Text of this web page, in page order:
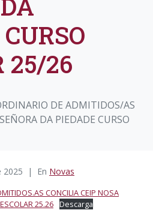
25/26
DE ADMITIDOS/AS
DA PIEDADE CURSO
2025 En Novas
CONCILIA CEIP NOSA
25.26 Descarga